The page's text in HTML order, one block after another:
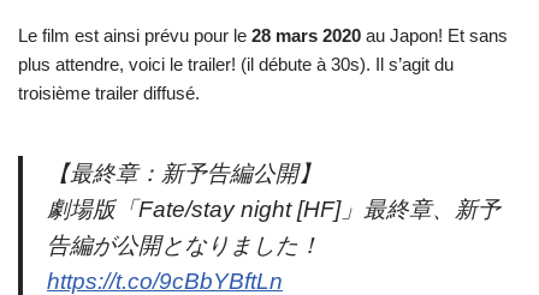
Le film est ainsi prévu pour le 28 mars 2020 au Japon! Et sans
plus attendre, voici le trailer! (il débute à 30s). Il s’agit du
troisième trailer diffusé.
【最終章：新予告編公開】
劇場版「Fate/stay night [HF]」最終章、新予
告編が公開となりました！
https://t.co/9cBbYBftLn